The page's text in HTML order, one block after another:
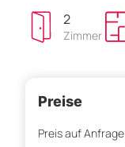
2
Zimmer
Preise
Preis auf Anfrage